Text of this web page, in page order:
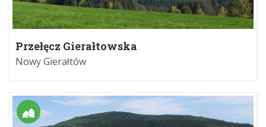
Przełęcz Gierałtowska
Nowy Gierałtów